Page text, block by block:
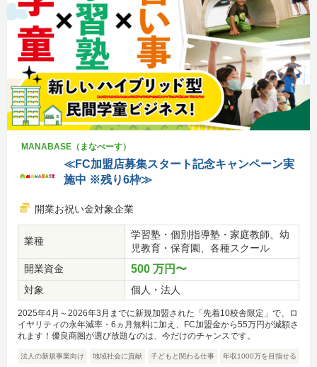
MANABASE（まなべーす）
≪FC加盟店募集スタート記念キャンペーン実
施中 ※残り6枠≫
開業お祝い金対象企業
業種
学習塾・個別指導塾・家庭教師、幼
児教育・保育園、各種スクール
開業資金
500 万円〜
対象 個人・法人
2025年4月～2026年3月までに新規加盟された「先着10校舎限定」で、ロ
イヤリティの永年減率・6ヵ月無料に加え、FC加盟金から55万円が減額さ
れます！優良商圏が選び放題なのは、今だけのチャンスです。
法人の新規事業向け 地域社会に貢献 子どもと関わる仕事 年収1000万を目指せる